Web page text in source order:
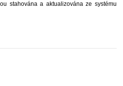
stahována a aktualizována ze systému